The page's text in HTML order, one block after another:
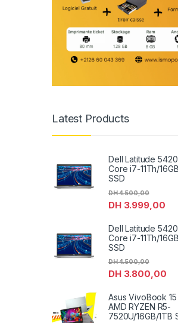
Latest Products
Dell Latitude
Core i7-11Th/
SSD
DH3.999,00
DH4.500,00
Dell Latitude
Core i7-11Th/
SSD
DH3.800,00
DH4.500,00
Asus VivoBook 15
AMD RYZEN R5-
7520U/16GB/1TB